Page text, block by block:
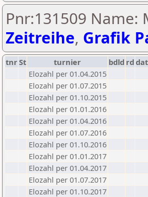
Pnr:131509 Name:
Zeitreihe, Grafik
tnrSt turnier bdld rd
Elozahl per 01.04.2015
Elozahl per 01.07.2015
Elozahl per 01.10.2015
Elozahl per 01.01.2016
Elozahl per 01.04.2016
Elozahl per 01.07.2016
Elozahl per 01.10.2016
Elozahl per 01.01.2017
Elozahl per 01.04.2017
Elozahl per 01.07.2017
Elozahl per 01.10.2017